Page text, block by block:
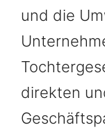
und die
direkten